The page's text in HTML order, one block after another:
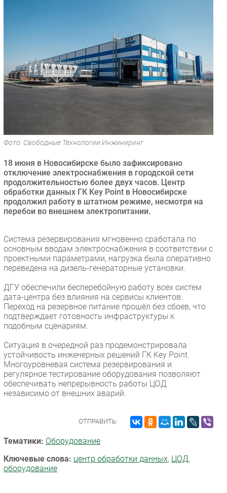
Кадры
Регулирование
Инновации
Гаджеты
Здоровье
РАЗДЕЛЫ
Аналитика
Интервью
Мероприятия
Проекты
IT класс
Тестовый стенд
Каталог компаний
Фото: Свободные Технологии Инжиниринг
18 июня в Новосибирске было зафиксировано
отключение электроснабжения в городской сети
продолжительностью более двух часов. Центр
обработки данных ГК Key Point в Новосибирске
продолжил работу в штатном режиме, несмотря на
перебои во внешнем электропитании.
Система резервирования мгновенно сработала по
основным вводам электроснабжения в соответствии с
проектными параметрами, нагрузка была оперативно
переведена на дизель-генераторные установки.
ДГУ обеспечили бесперебойную работу всех систем
дата-центра без влияния на сервисы клиентов.
Переход на резервное питание прошёл без сбоев, что
подтверждает готовность инфраструктуры к
подобным сценариям.
Ситуация в очередной раз продемонстрировала
устойчивость инженерных решений ГК Key Point.
Многоуровневая система резервирования и
регулярное тестирование оборудования позволяют
обеспечивать непрерывность работы ЦОД
независимо от внешних аварий.
ОТПРАВИТЬ:
Тематики: Оборудование
Ключевые слова: центр обработки данных, ЦОД,
оборудование